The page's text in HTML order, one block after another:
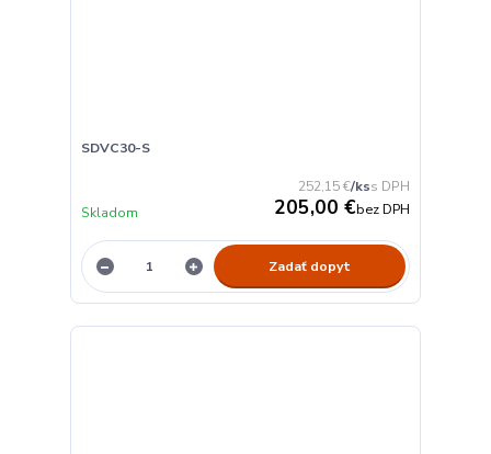
SDVC30-S
252,15 €/ks
205,00 €bez DPH
Skladom
Zadať dopyt